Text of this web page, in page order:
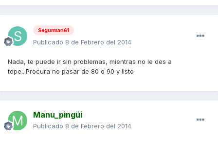
Segurman61
Publicado 8 de Febrero del 2014
Nada, te puede ir sin problemas, mientras no le des a
tope...Procura no pasar de 80 o 90 y listo
Manu_pingüi
Publicado 8 de Febrero del 2014